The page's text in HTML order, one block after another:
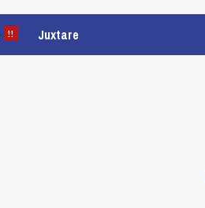
!! Juxtare